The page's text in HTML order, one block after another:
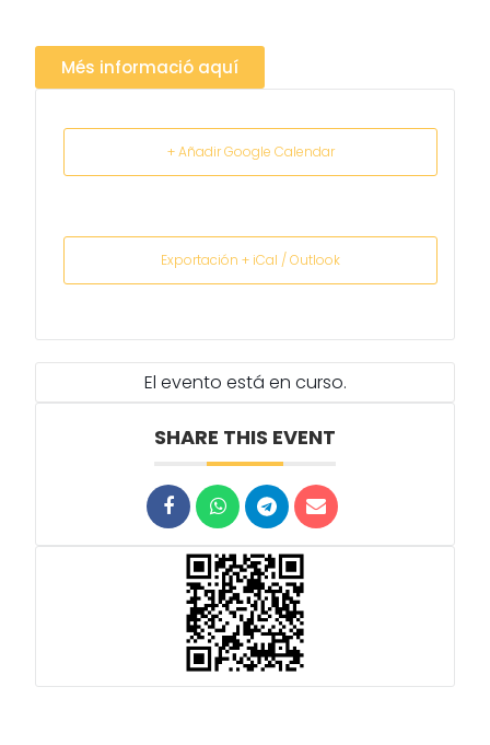
El evento está en curso.
SHARE THIS EVENT
Més informació aquí
+ Añadir Google Calendar
Exportación + iCal / Outlook